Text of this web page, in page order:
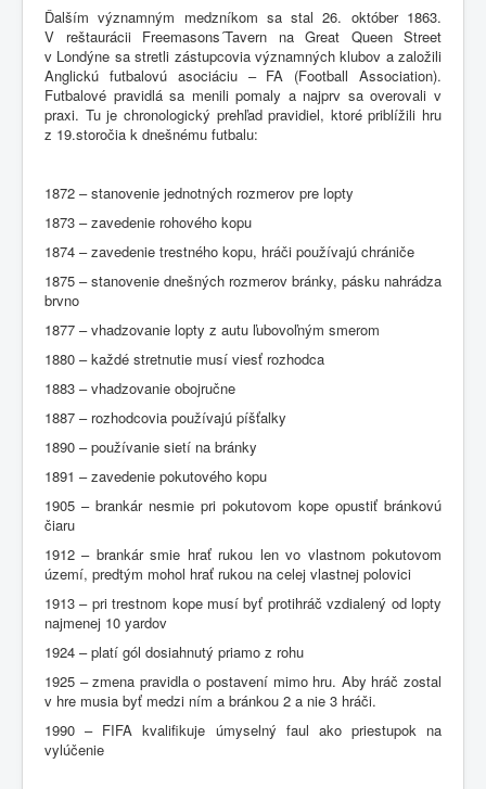
Ďalším významným medzníkom sa stal 26. október 1863.
V reštaurácii Freemasons´Tavern na Great Queen Street
v Londýne sa stretli zástupcovia významných klubov a založili
Anglickú futbalovú asociáciu – FA (Football Association).
Futbalové pravidlá sa menili pomaly a najprv sa overovali v
praxi. Tu je chronologický prehľad pravidiel, ktoré priblížili hru
z 19.storočia k dnešnému futbalu:
1872 – stanovenie jednotných rozmerov pre lopty
1873 – zavedenie rohového kopu
1874 – zavedenie trestného kopu, hráči používajú chrániče
1875 – stanovenie dnešných rozmerov bránky, pásku nahrádza
brvno
1877 – vhadzovanie lopty z autu ľubovoľným smerom
1880 – každé stretnutie musí viesť rozhodca
1883 – vhadzovanie obojručne
1887 – rozhodcovia používajú píšťalky
1890 – používanie sietí na bránky
1891 – zavedenie pokutového kopu
1905 – brankár nesmie pri pokutovom kope opustiť bránkovú
čiaru
1912 – brankár smie hrať rukou len vo vlastnom pokutovom
území, predtým mohol hrať rukou na celej vlastnej polovici
1913 – pri trestnom kope musí byť protihráč vzdialený od lopty
najmenej 10 yardov
1924 – platí gól dosiahnutý priamo z rohu
1925 – zmena pravidla o postavení mimo hru. Aby hráč zostal
v hre musia byť medzi ním a bránkou 2 a nie 3 hráči.
1990 – FIFA kvalifikuje úmyselný faul ako priestupok na
vylúčenie